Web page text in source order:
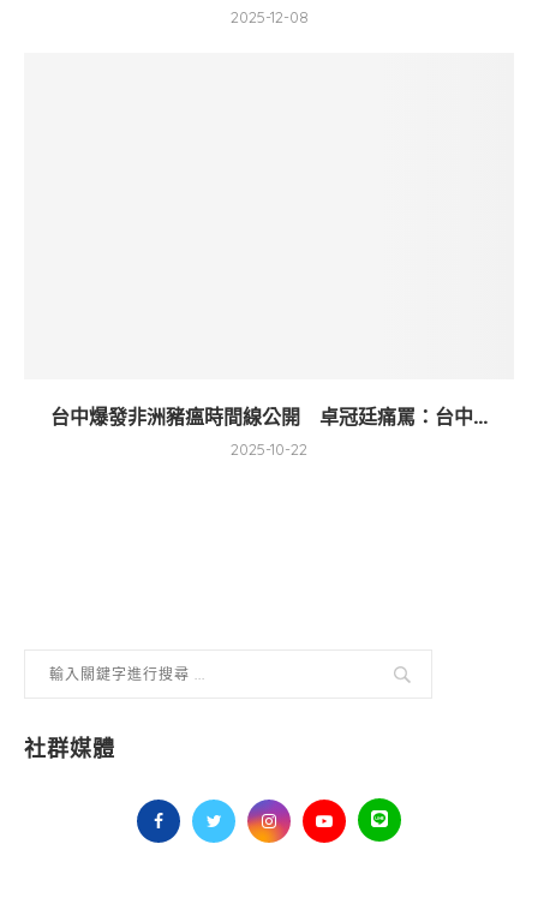
2025-12-08
台中爆發非洲豬瘟時間線公開 卓冠廷痛罵：台中...
2025-10-22
社群媒體